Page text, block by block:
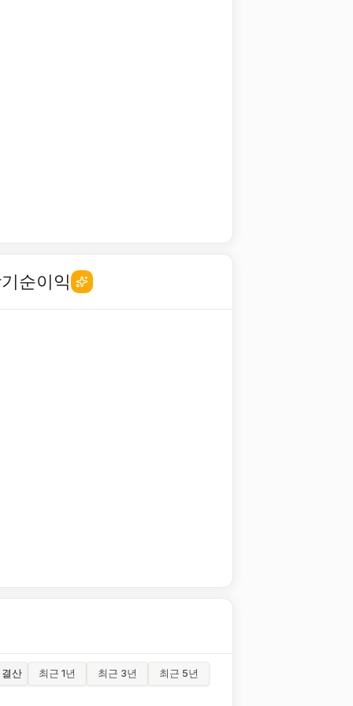
순이익
결산 최근 1년 최근 3년 최근 5년